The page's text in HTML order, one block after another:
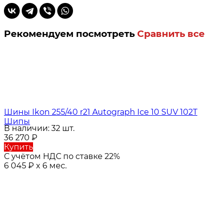
Рекомендуем посмотреть Сравнить все
Шины Ikon 255/40 r21 Autograph Ice 10 SUV 102T
Шипы
В наличии: 32 шт.
36 270 ₽
Купить
С учётом НДС по ставке 22%
6 045 ₽ x 6 мес.